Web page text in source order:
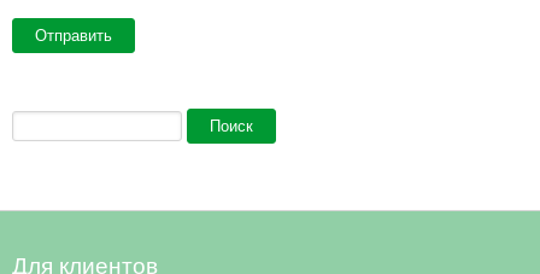
Форма поиска
Поиск
Для клиентов